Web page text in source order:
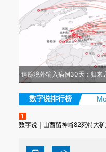
追踪境外输入病例30天：归来
数字说排行榜
1
数字说｜山西留神峪82死特大